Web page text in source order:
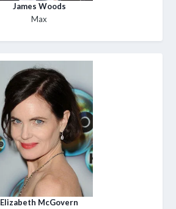
James Woods
Max
Elizabeth McGovern